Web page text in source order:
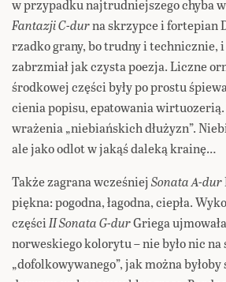
w przypadku najtrudniejszego chyba
Fantazji C-durna skrzypce i fortepian
rzadko grany, bo trudny i technicznie,
zabrzmiał jak czysta poezja. Liczne
środkowej części były po prostu
cienia popisu, epatowania wirtuozerią.
wrażenia „niebiańskich dłużyzn”.
ale jako odlot w jakąś daleką krainę…
Także zagrana wcześniejSonata A-dur
piękna: pogodna, łagodna, ciepła.
częściII Sonata G-durGriega
norweskiego kolorytu – nie było nic na
„dofolkowywanego”, jak można